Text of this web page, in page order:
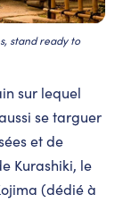
stand ready to
sur lequel
se targuer
et de
Kurashiki, le
(dédié à